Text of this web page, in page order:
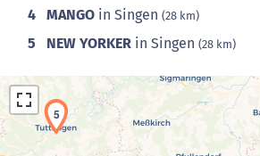
4 MANGO in Singen (28 km)
5 NEW YORKER in Singen (28 km)
5